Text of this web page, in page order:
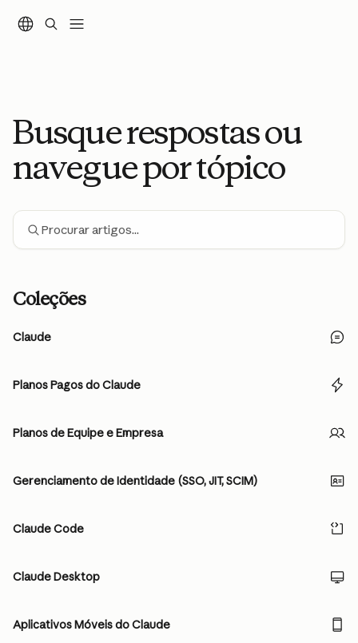
Busque respostas ou
navegue por tópico
Procurar artigos...
Coleções
Claude
Planos Pagos do Claude
Planos de Equipe e Empresa
Gerenciamento de Identidade (SSO, JIT, SCIM)
Claude Code
Claude Desktop
Aplicativos Móveis do Claude